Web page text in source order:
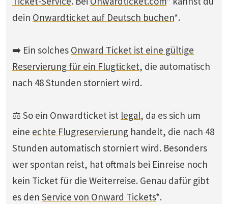
dein Onwardticket auf Deutsch buchen*.
➡️ Ein solches Onward Ticket ist eine gültige
Reservierung für ein Flugticket, die automatisch
nach 48 Stunden storniert wird.
⚖️ So ein Onwardticket ist legal, da es sich um
eine echte Flugreservierung handelt, die nach 48
Stunden automatisch storniert wird. Besonders
wer spontan reist, hat oftmals bei Einreise noch
kein Ticket für die Weiterreise. Genau dafür gibt
es den Service von Onward Tickets*.